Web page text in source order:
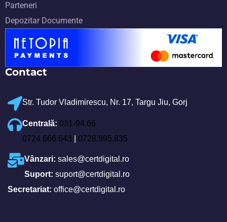
Parteneri
Depozitar Documente
Contact
Str. Tudor Vladimirescu, Nr. 17, Targu Jiu, Gorj
Centrală: 031-94.66
0724.666.643
0728.995.835
Vânzari: sales@certdigital.ro
Suport: suport@certdigital.ro
Secretariat: office@certdigital.ro